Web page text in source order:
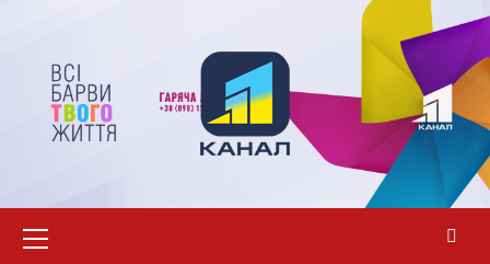
вмісту
меню